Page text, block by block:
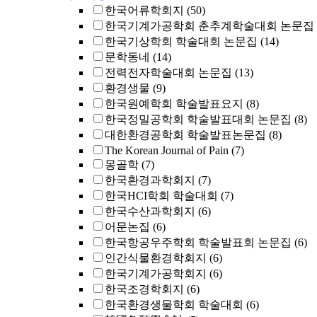
한국어류학회지 (50)
한국기계가공학회 춘추계학술대회 논문집
한국기상학회 학술대회 논문집 (14)
문학동네 (14)
전력전자학술대회 논문집 (13)
환경생물 (9)
한국원예학회 학술발표요지 (8)
한국정밀공학회 학술발표대회 논문집 (8)
대한환경공학회 학술발표논문집 (8)
The Korean Journal of Pain (7)
몽골학 (7)
한국환경과학회지 (7)
한국HCI학회 학술대회 (7)
한국수산과학회지 (6)
어문논집 (6)
한국항공우주학회 학술발표회 논문집 (6)
인간식물환경학회지 (6)
한국기계가공학회지 (6)
한국조경학회지 (6)
한국환경생물학회 학술대회 (6)